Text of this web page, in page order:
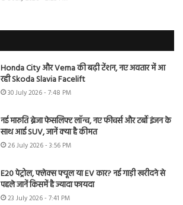
Honda City और Verna की बढ़ी टेंशन, नए अवतार में आ
रही Skoda Slavia Facelift
30 July 2026 - 7:48 PM
नई मारुति ब्रेजा फेसलिफ्ट लॉन्च, नए फीचर्स और टर्बो इंजन के
साथ आई SUV, जानें क्या है कीमत
26 July 2026 - 3:56 PM
E20 पेट्रोल, फ्लेक्स फ्यूल या EV कार? नई गाड़ी खरीदने से
पहले जानें किसमें है ज्यादा फायदा
23 July 2026 - 7:41 PM